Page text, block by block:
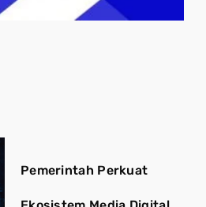
Pemerintah Perkuat